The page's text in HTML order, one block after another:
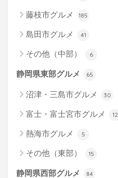
藤枝市グルメ 185
島田市グルメ 41
その他（中部） 6
静岡県東部グルメ 65
沼津・三島市グルメ 30
富士・富士宮市グルメ 12
熱海市グルメ 5
その他（東部） 15
静岡県西部グルメ 84